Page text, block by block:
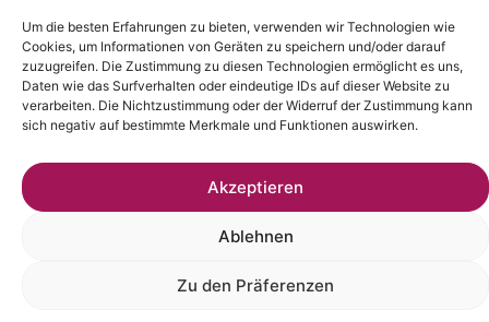
Um die besten Erfahrungen zu bieten, verwenden wir Technologien wie
Cookies, um Informationen von Geräten zu speichern und/oder darauf
zuzugreifen. Die Zustimmung zu diesen Technologien ermöglicht es uns,
Daten wie das Surfverhalten oder eindeutige IDs auf dieser Website zu
verarbeiten. Die Nichtzustimmung oder der Widerruf der Zustimmung kann
sich negativ auf bestimmte Merkmale und Funktionen auswirken.
Akzeptieren
Ablehnen
Zu den Präferenzen
Denn dieser geht weit über reine
Absichtserklärungen hinaus. Er verlangt
nachweisliche Ergebnisse, konkretes Handeln und
messbaren Einsatz.
Und die hohen Anforderungen zwingen uns, täglich
nach Höchstleistung zu streben… Exzellenz im
Werten Sinn: Wir setzen uns ein für eine fruchtige